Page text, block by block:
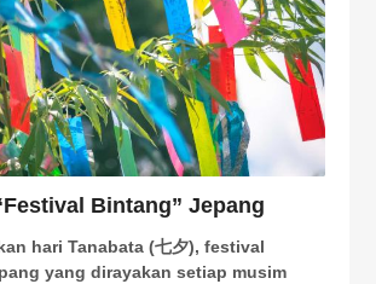
Bintang” Jepang
hari Tanabata (七夕), festival
yang dirayakan setiap musim